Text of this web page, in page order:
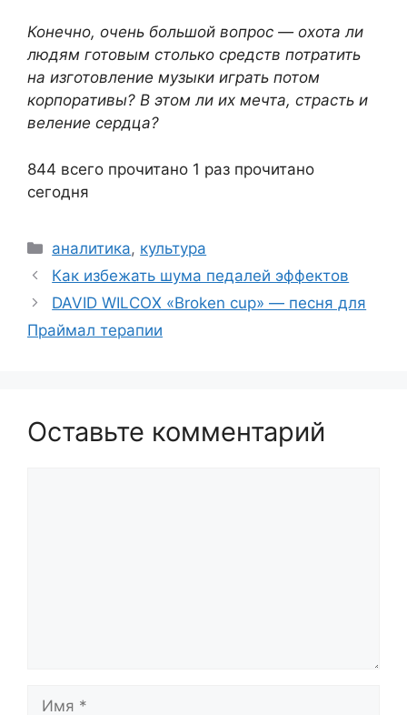
Конечно, очень большой вопрос — охота ли
людям готовым столько средств потратить
на изготовление музыки играть потом
корпоративы? В этом ли их мечта, страсть и
веление сердца?
844 всего прочитано 1 раз прочитано
сегодня
Рубрики
аналитика, культура
Как избежать шума педалей эффектов
DAVID WILCOX «Broken cup» — песня для
Праймал терапии
Оставьте комментарий